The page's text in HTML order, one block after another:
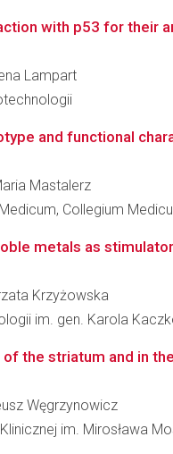
with p53 for their
Lampart
and functional
Mastalerz
Collegium
metals as
Krzyżowska
im. gen. Karola
the striatum and in
Węgrzynowicz
im. Mirosława